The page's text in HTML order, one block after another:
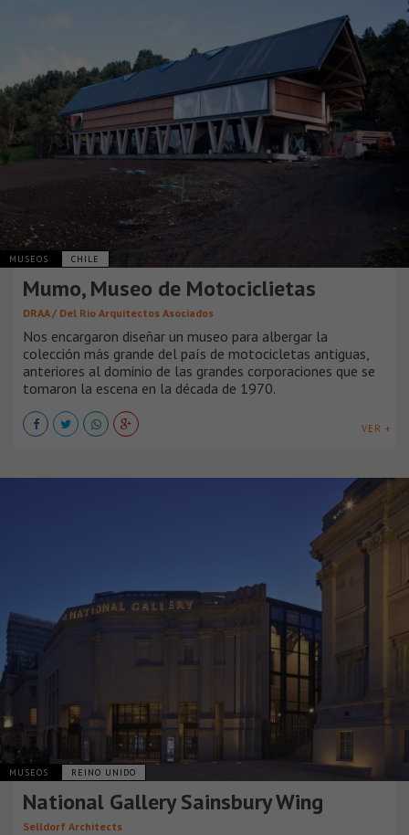
MUSEOS CHILE
Mumo, Museo de Motociclietas
DRAA / Del Rio Arquitectos Asociados
Nos encargaron diseñar un museo para albergar la
colección más grande del país de motocicletas antiguas,
anteriores al dominio de las grandes corporaciones que se
tomaron la escena en la década de 1970.
VER +
MUSEOS REINO UNIDO
National Gallery Sainsbury Wing
Selldorf Architects